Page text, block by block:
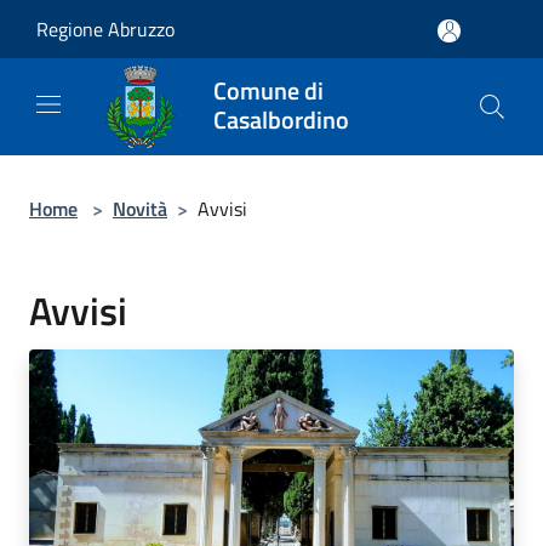
Regione Abruzzo
Comune di
Casalbordino
Home > Novità > Avvisi
Avvisi